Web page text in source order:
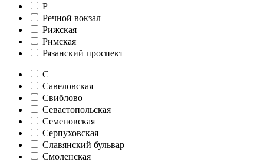
Р
Речной вокзал
Рижская
Римская
Рязанский проспект
С
Савеловская
Свиблово
Севастопольская
Семеновская
Серпуховская
Славянский бульвар
Смоленская